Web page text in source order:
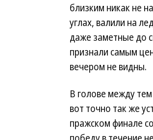
близким никак не
углах, валили на
даже заметные до
признали самым
вечером не видны.
В голове между
вот точно так же
пражском финале